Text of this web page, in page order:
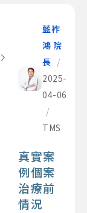
藍祚
鴻 院
長 /
2025-
04-06
/
TMS
真實案
例個案
治療前
情況